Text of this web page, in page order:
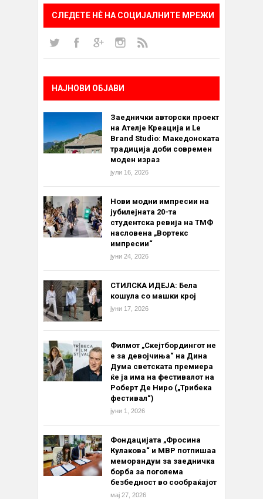
СЛЕДЕТЕ НÈ НА СОЦИЈАЛНИТЕ МРЕЖИ
НАЈНОВИ ОБЈАВИ
Заеднички авторски проект
на Ателје Креација и Le
Brand Studio: Македонската
традиција доби современ
моден израз
јули 16, 2026
Нови модни импресии на
јубилејната 20-та
студентска ревија на ТМФ
насловена „Вортекс
импресии“
јуни 24, 2026
СТИЛСКА ИДЕЈА: Бела
кошула со машки крој
јуни 17, 2026
Филмот „Скејтбордингот не
е за девојчиња“ на Дина
Дума светската премиера
ќе ја има на фестивалот на
Роберт Де Ниро („Трибека
фестивал“)
јуни 1, 2026
Фондацијата „Фросина
Кулакова“ и МВР потпишаа
меморандум за заедничка
борба за поголема
безбедност во сообраќајот
мај 27, 2026